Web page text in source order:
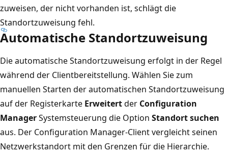
zuweisen, der nicht vorhanden ist, schlägt die
Standortzuweisung fehl.
Automatische Standortzuweisung
Die automatische Standortzuweisung erfolgt in der Regel
während der Clientbereitstellung. Wählen Sie zum
manuellen Starten der automatischen Standortzuweisung
auf der Registerkarte Erweitertder Configuration
ManagerSystemsteuerung die Option Standort suchen
aus. Der Configuration Manager-Client vergleicht seinen
Netzwerkstandort mit den Grenzen für die Hierarchie.